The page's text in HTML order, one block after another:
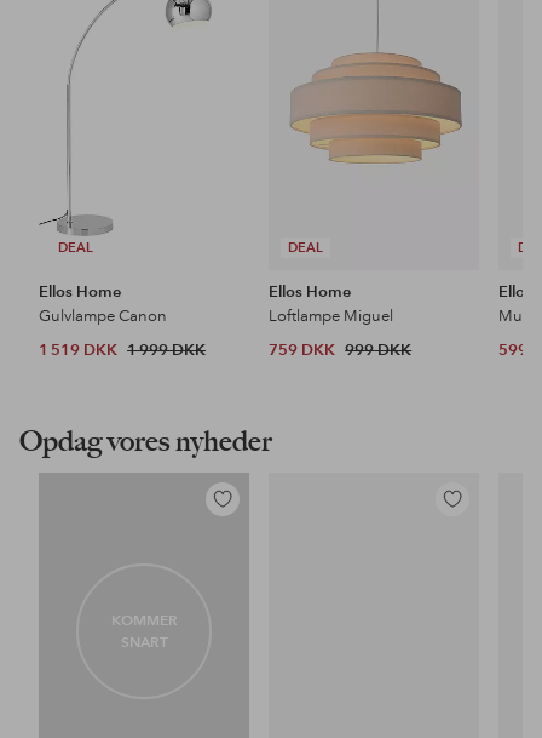
DEAL
til
Ellos Home
Gulvlampe Canon
1 519 DKK 1 999 DKK
DEAL
Ellos Home
Loftlampe Miguel
759 DKK 999 DKK
Ellos
599
Opdag vores nyheder
KOMMER
SNART
Tilføj
Tilføj